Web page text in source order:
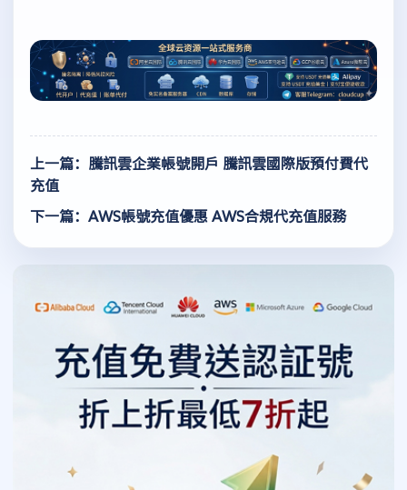
上一篇：騰訊雲企業帳號開戶 騰訊雲國際版預付費代
充值
下一篇：AWS帳號充值優惠 AWS合規代充值服務